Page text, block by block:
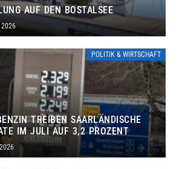
AUF DEN BOSTALSEE
POLITIK & WIRTSCHAFT
TREIBEN SAARLÄNDISCHE
IM JULI AUF 3,2 PROZENT